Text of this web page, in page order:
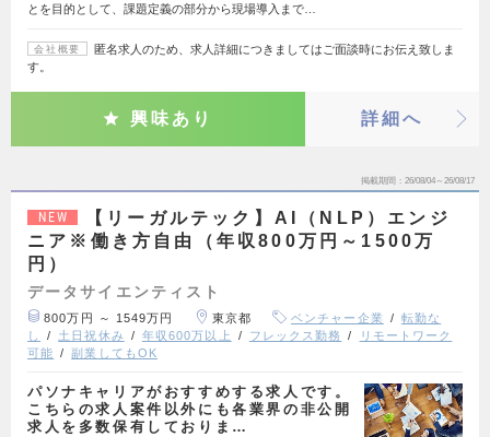
とを目的として、課題定義の部分から現場導入まで…
会社概要
匿名求人のため、求人詳細につきましてはご面談時にお伝え致しま
す。
興味あり 詳細へ
掲載期間 26/08/04～26/08/17
NEW
【リーガルテック】AI（NLP）エンジ
ニア※働き方自由（年収800万円～1500万
円）
データサイエンティスト
800万円 ～ 1549万円 東京都 ベンチャー企業
転勤な
し
土日祝休み 年収600万以上 フレックス勤務
リモートワーク
可能
副業してもOK
パソナキャリアがおすすめする求人です。
こちらの求人案件以外にも各業界の非公開
求人を多数保有しておりま…